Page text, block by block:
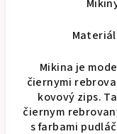
Mikina je
čiernymi
kovový zips.
čiernym
s farbami